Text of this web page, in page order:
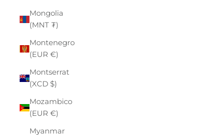
Mongolia
(MNT ₮)
Montenegro
(EUR €)
Montserrat
(XCD $)
Mozambico
(EUR €)
Myanmar